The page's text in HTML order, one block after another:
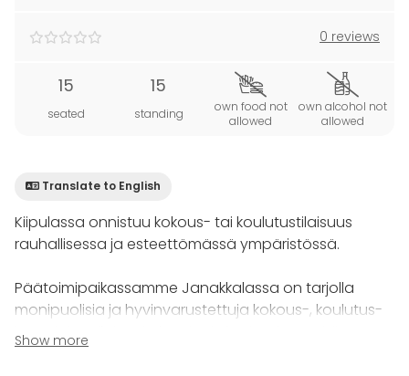
0 reviews
15
seated
15
standing
own food not
allowed
own alcohol not
allowed
Translate to English
Kiipulassa onnistuu kokous- tai koulutustilaisuus
rauhallisessa ja esteettömässä ympäristössä.
Päätoimipaikassamme Janakkalassa on tarjolla
monipuolisia ja hyvinvarustettuja kokous-, koulutus-
ja majoitustiloja yrityksesi tai yhteisösi tarpeisiin. Myös
erilaisten juhlatilaisuuksien järjestäminen onnistuu
Show more